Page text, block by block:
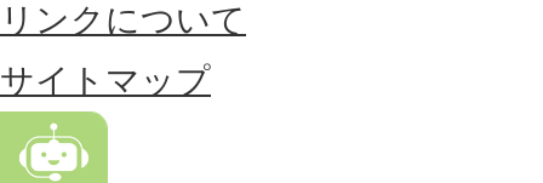
す
る
市
。
リンクについて
サイトマップ